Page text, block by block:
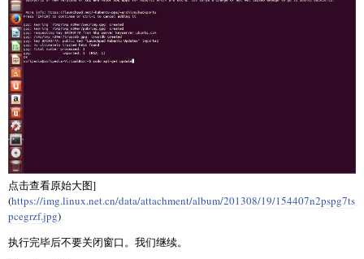
点击查看原始大图]
(https://img.linux.net.cn/data/attachment/album/201308/19/154407n2pspg7ts
pcegrzf.jpg)
执行完毕后不要关闭窗口。我们继续。